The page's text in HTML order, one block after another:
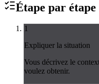
Étape par étape
1
Expliquer la situation
Vous décrivez le
voulez obtenir.